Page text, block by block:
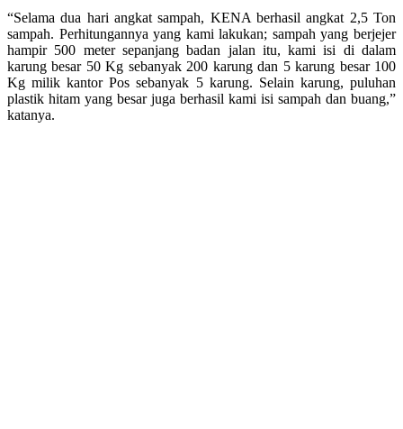
“Selama dua hari angkat sampah, KENA berhasil angkat 2,5 Ton
sampah. Perhitungannya yang kami lakukan; sampah yang berjejer
hampir 500 meter sepanjang badan jalan itu, kami isi di dalam
karung besar 50 Kg sebanyak 200 karung dan 5 karung besar 100
Kg milik kantor Pos sebanyak 5 karung. Selain karung, puluhan
plastik hitam yang besar juga berhasil kami isi sampah dan buang,”
katanya.